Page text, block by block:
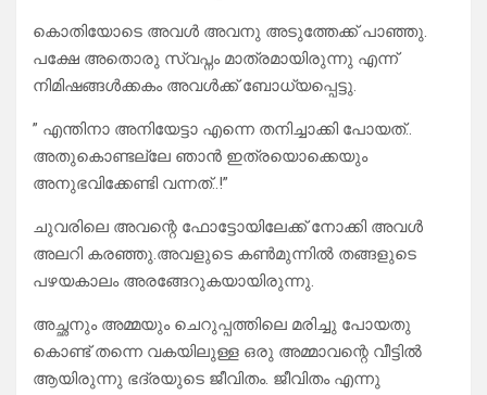
കൊതിയോടെ അവൾ അവനു അടുത്തേക്ക് പാഞ്ഞു.
പക്ഷേ അതൊരു സ്വപ്നം മാത്രമായിരുന്നു എന്ന്
നിമിഷങ്ങൾക്കകം അവൾക്ക് ബോധ്യപ്പെട്ടു.
” എന്തിനാ അനിയേട്ടാ എന്നെ തനിച്ചാക്കി പോയത്..
അതുകൊണ്ടല്ലേ ഞാൻ ഇത്രയൊക്കെയും
അനുഭവിക്കേണ്ടി വന്നത്..!”
ചുവരിലെ അവന്റെ ഫോട്ടോയിലേക്ക് നോക്കി അവൾ
അലറി കരഞ്ഞു.അവളുടെ കൺമുന്നിൽ തങ്ങളുടെ
പഴയകാലം അരങ്ങേറുകയായിരുന്നു.
അച്ഛനും അമ്മയും ചെറുപ്പത്തിലെ മരിച്ചു പോയതു
കൊണ്ട് തന്നെ വകയിലുള്ള ഒരു അമ്മാവന്റെ വീട്ടിൽ
ആയിരുന്നു ഭദ്രയുടെ ജീവിതം. ജീവിതം എന്നു